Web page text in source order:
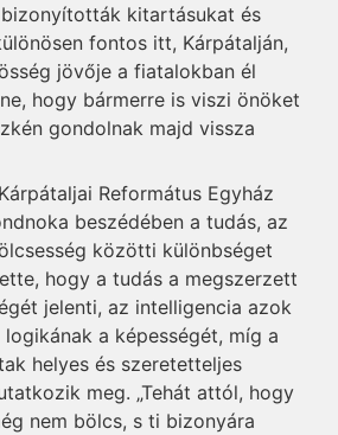
kitartásukat és
fontos itt, Kárpátalján,
jövője a fiatalokban él
hogy bármerre is viszi önöket
gondolnak majd vissza
Református Egyház
beszédében a tudás, az
közötti különbséget
hogy a tudás a megszerzett
jelenti, az intelligencia azok
a képességét, míg a
helyes és szeretetteljes
meg. „Tehát attól, hogy
nem bölcs, s ti bizonyára